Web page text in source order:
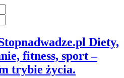
Diety,
fitness, sport –
trybie życia.